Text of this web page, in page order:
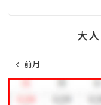
公式ホームページ
りご予約下さい。
※駐車場は有料で
円 ※4泊以上は
※EXESプレミアツ
大
前月